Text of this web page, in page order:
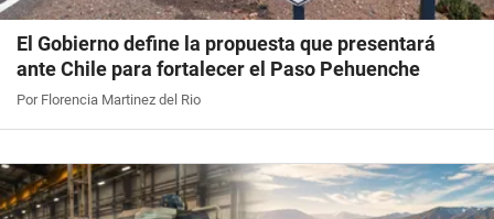
El Gobierno define la propuesta que presentará
ante Chile para fortalecer el Paso Pehuenche
Por Florencia Martinez del Rio